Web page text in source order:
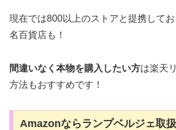
現在では800以上のストアと提携して
名百貨店も！
間違いなく本物を購入したい方は楽天
方法もおすすめです！
Amazonならランプベルジェ取